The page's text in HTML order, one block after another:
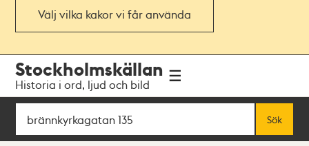
Välj vilka kakor vi får använda
navigationen
huvudinnehållet
Stockholmskällan
Historia i ord, ljud och bild
Sök
Sök